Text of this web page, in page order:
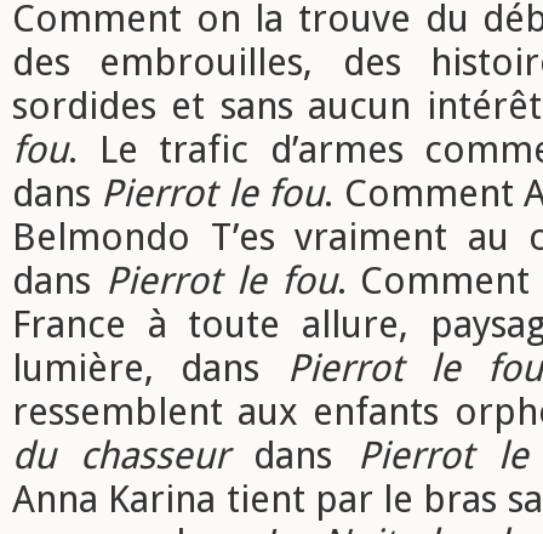
Comment on la trouve du
des embrouilles, des
sordides et sans aucun
fou. Le trafic d’armes
dans Pierrot le fou. Comment
Belmondo T’es vraiment au
dans Pierrot le fou.
France à toute allure,
lumière, dans Pierrot le fou
ressemblent aux enfants
du chasseurdans Pierrot
Anna Karina tient par le bras